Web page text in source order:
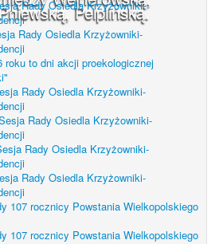
Pelplińską.
Rady Osiedla Krzyżowniki-
Rady Osiedla Krzyżowniki-
roku to dni akcji proekologicznej
Rady Osiedla Krzyżowniki-
Rady Osiedla Krzyżowniki-
Rady Osiedla Krzyżowniki-
Rady Osiedla Krzyżowniki-
107 rocznicy Powstania Wielkopolskiego
107 rocznicy Powstania Wielkopolskiego